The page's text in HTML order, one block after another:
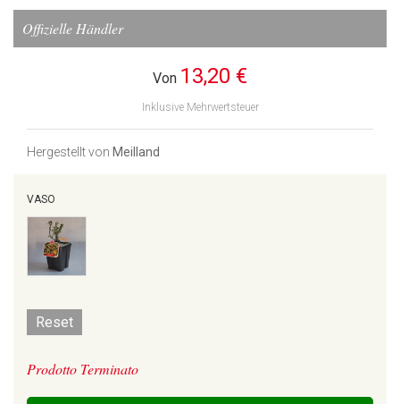
Offizielle Händler
Von 13,20 €
Inklusive Mehrwertsteuer
Hergestellt von Meilland
VASO
Reset
Prodotto Terminato